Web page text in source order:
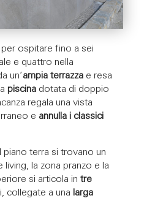
ospitare fino a sei
e quattro nella
un’ampia terrazzae resa
piscina dotata di doppio
regala una vista
e annulla i classici
piano terra si trovano un
la zona pranzo e la
si articola in tre
collegate a una larga